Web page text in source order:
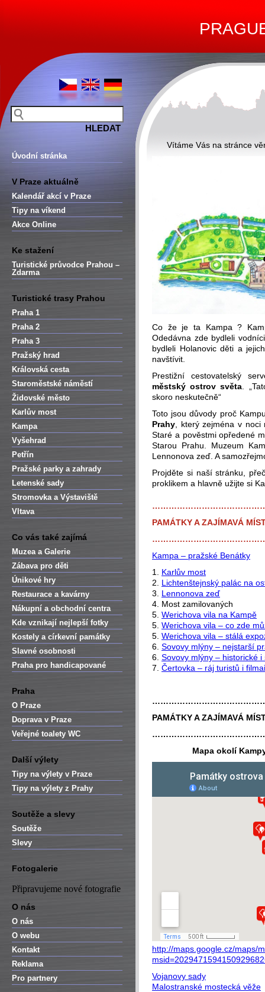
Úvodní stránka
V Praze aktuálně
Kalendář akcí v Praze
Tipy na víkend
Akce Online
Ke stažení
Turistické průvodce Prahou –
Zdarma
Turistické trasy Prahou
Praha 1
Praha 2
Praha 3
Pražský hrad
Královská cesta
Staroměstské náměstí
Židovské město
Karlův most
Kampa
Vyšehrad
Petřín
Pražské parky a zahrady
Letenské sady
Stromovka a Výstaviště
Vltava
Co vás také zajímá
Muzea a Galerie
Zábava pro děti
Únikové hry
Restaurace a kavárny
Nákupní a obchodní centra
Kde vznikají nejlepší fotky
Kostely a církevní památky
Slavné osobnosti
Praha pro handicapované
Praha
O Praze
Doprava v Praze
Veřejné toalety WC
Další výlety
Tipy na výlety v Praze
Tipy na výlety z Prahy
Soutěže a slevy
Soutěže
Slevy
Fotogalerie
Připravujeme nové fotografie
O nás
O nás
O webu
Kontakt
Reklama
Pro partnery
Vítáme Vás na stránce
Co že je ta Kampa ?
Odedávna zde bydleli
bydleli Holanovic děti a
navštívit.
Prestižní cestovatelský
městský ostrov světa .
skoro neskutečně“
Toto jsou důvody proč
Prahy , který zejména v
Staré a pověstmi opředené
Starou Prahu. Muzeum
Lennonova zeď. A
Projděte si naší stránku,
proklikem a hlavně užijte si
PAMÁTKY A ZAJÍMAVÁ
Kampa – pražské Benátky
1. Karlův most
2. Lichtenštejnský palác na
3. Lennonova zeď
4. Most zamilovaných
5. Werichova vila na Kampě
5. Werichova vila – co zde
5. Werichova vila – stálá
6. Sovovy mlýny – nejstarší
6. Sovovy mlýny – historické
7. Čertovka – ráj turistů i
PAMÁTKY A ZAJÍMAVÁ
Mapa okolí
http://maps.google.cz/maps/
Vojanovy sady
Malostranské mostecká věže